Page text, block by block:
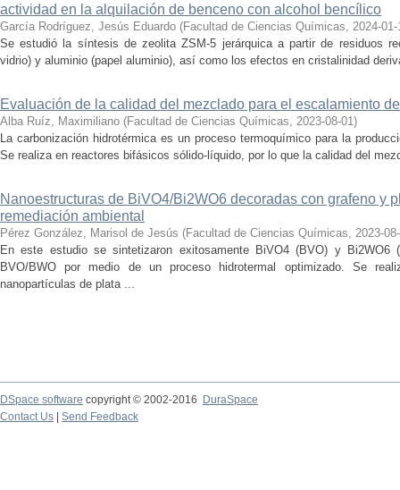
actividad en la alquilación de benceno con alcohol bencílico
García Rodríguez, Jesús Eduardo (Facultad de Ciencias Químicas, 2024-01-
Se estudió la síntesis de zeolita ZSM-5 jerárquica a partir de residuos
vidrio) y aluminio (papel aluminio), así como los efectos en cristalinidad
Evaluación de la calidad del mezclado para el escalamiento
Alba Ruíz, Maximiliano (Facultad de Ciencias Químicas, 2023-08-01)
La carbonización hidrotérmica es un proceso termoquímico para la
Se realiza en reactores bifásicos sólido-líquido, por lo que la calidad del
Nanoestructuras de BiVO4/Bi2WO6 decoradas con grafeno y
remediación ambiental
Pérez González, Marisol de Jesús (Facultad de Ciencias Químicas, 2023-
En este estudio se sintetizaron exitosamente BiVO4 (BVO) y
BVO/BWO por medio de un proceso hidrotermal optimizado. Se
nanopartículas de plata ...
DSpace software copyright © 2002-2016
DuraSpace
Contact Us
Send Feedback